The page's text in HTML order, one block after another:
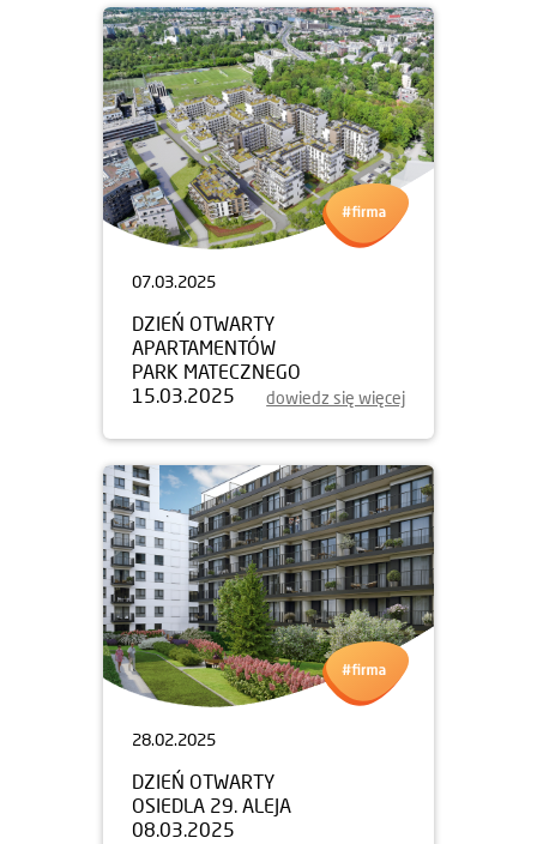
07.03.2025
DZIEŃ OTWARTY
APARTAMENTÓW
PARK MATECZNEGO
15.03.2025
dowiedz się więcej
28.02.2025
DZIEŃ OTWARTY
OSIEDLA 29. ALEJA
08.03.2025